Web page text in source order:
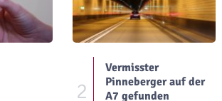
2
Vermisster
Pinneberger auf der
A7 gefunden